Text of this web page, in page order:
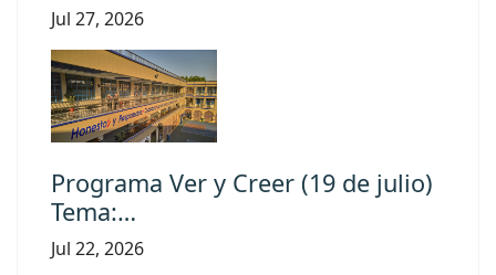
Jul 27, 2026
Programa Ver y Creer (19 de julio)
Tema:…
Jul 22, 2026